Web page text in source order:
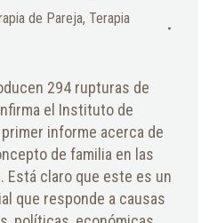
de Pareja, Terapia
294 rupturas de
el Instituto de
informe acerca de
de familia en las
Está claro que este es un
que responde a causas